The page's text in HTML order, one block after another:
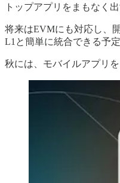
トップアプリをまもなく
将来はEVMにも対応し、
L1と簡単に統合できる予定
秋には、モバイルアプリ